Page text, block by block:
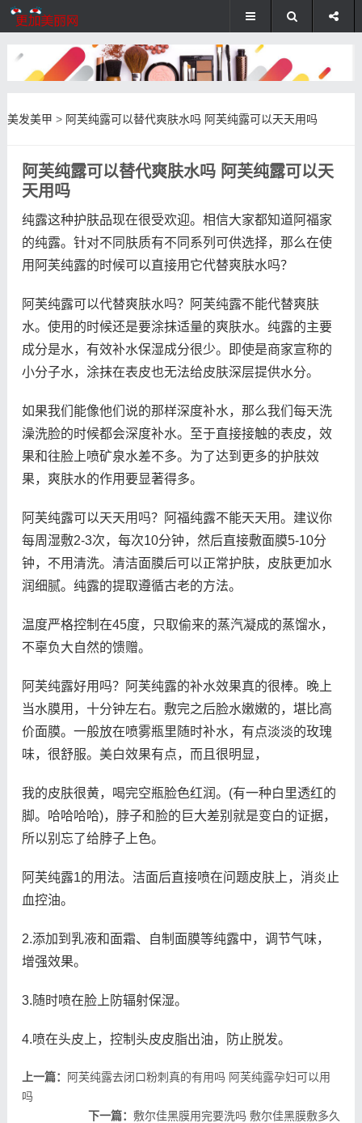
美发美甲 > 阿芙纯露可以替代爽肤水吗 阿芙纯露可以天天用吗
阿芙纯露可以替代爽肤水吗 阿芙纯露可以天
天用吗
纯露这种护肤品现在很受欢迎。相信大家都知道阿福家
的纯露。针对不同肤质有不同系列可供选择，那么在使
用阿芙纯露的时候可以直接用它代替爽肤水吗？
阿芙纯露可以代替爽肤水吗？阿芙纯露不能代替爽肤
水。使用的时候还是要涂抹适量的爽肤水。纯露的主要
成分是水，有效补水保湿成分很少。即使是商家宣称的
小分子水，涂抹在表皮也无法给皮肤深层提供水分。
如果我们能像他们说的那样深度补水，那么我们每天洗
澡洗脸的时候都会深度补水。至于直接接触的表皮，效
果和往脸上喷矿泉水差不多。为了达到更多的护肤效
果，爽肤水的作用要显著得多。
阿芙纯露可以天天用吗？阿福纯露不能天天用。建议你
每周湿敷2-3次，每次10分钟，然后直接敷面膜5-10分
钟，不用清洗。清洁面膜后可以正常护肤，皮肤更加水
润细腻。纯露的提取遵循古老的方法。
温度严格控制在45度，只取偷来的蒸汽凝成的蒸馏水，
不辜负大自然的馈赠。
阿芙纯露好用吗？阿芙纯露的补水效果真的很棒。晚上
当水膜用，十分钟左右。敷完之后脸水嫩嫩的，堪比高
价面膜。一般放在喷雾瓶里随时补水，有点淡淡的玫瑰
味，很舒服。美白效果有点，而且很明显，
我的皮肤很黄，喝完空瓶脸色红润。(有一种白里透红的
脚。哈哈哈哈)，脖子和脸的巨大差别就是变白的证据，
所以别忘了给脖子上色。
阿芙纯露1的用法。洁面后直接喷在问题皮肤上，消炎止
血控油。
2.添加到乳液和面霜、自制面膜等纯露中，调节气味，
增强效果。
3.随时喷在脸上防辐射保湿。
4.喷在头皮上，控制头皮皮脂出油，防止脱发。
上一篇：
阿芙纯露去闭口粉刺真的有用吗 阿芙纯露孕妇可以用
吗
下一篇：敷尔佳黑膜用完要洗吗 敷尔佳黑膜敷多久